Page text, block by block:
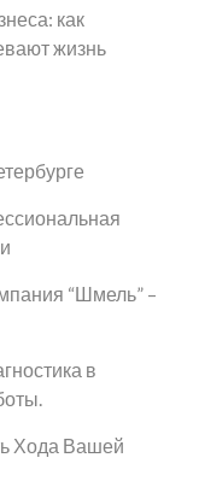
как
жизнь
“Шмель” –
в
Хода Вашей